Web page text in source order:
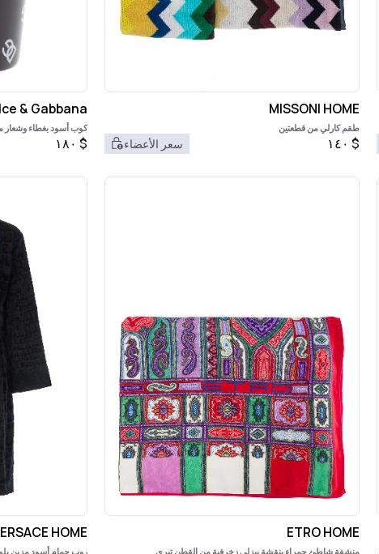
MISSONI HOME
طقم كارلي من قطعتين
$ ١٤٠ سعر الأعضاء
& Gabbana
كوب أسود بغطاء وشعار
والسيليكون.
$ ١٨٠
ETRO HOME
HOME